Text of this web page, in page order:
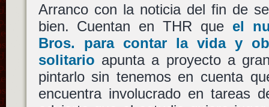
Arranco con la noticia del fin de
bien. Cuentan en THR que el
Bros. para contar la vida y
solitario apunta a proyecto a
pintarlo sin tenemos en cuenta
encuentra involucrado en tareas